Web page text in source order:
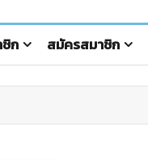
ก สมัครสมาชิก